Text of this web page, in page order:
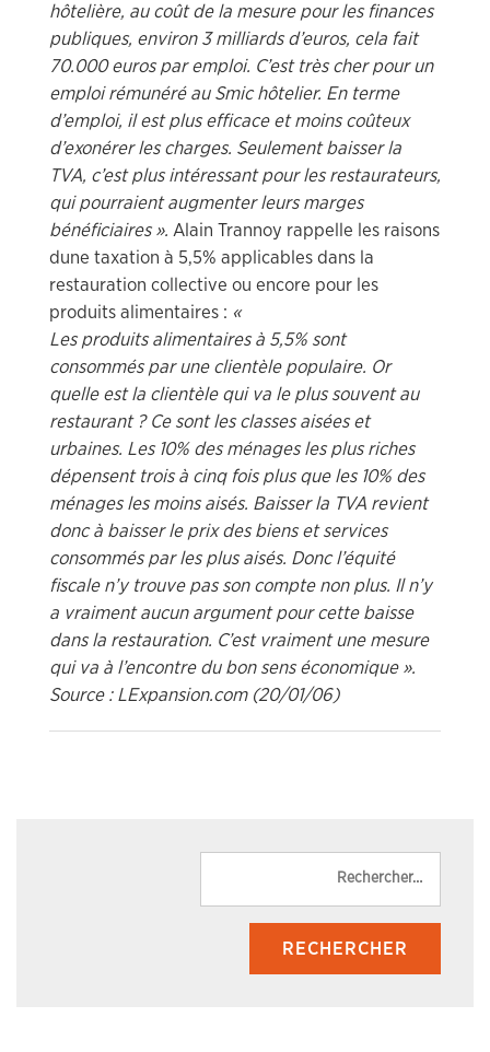
hôtelière, au coût de la mesure pour les finances
publiques, environ 3 milliards d’euros, cela fait
70.000 euros par emploi. C’est très cher pour un
emploi rémunéré au Smic hôtelier. En terme
d’emploi, il est plus efficace et moins coûteux
d’exonérer les charges. Seulement baisser la
TVA, c’est plus intéressant pour les restaurateurs,
qui pourraient augmenter leurs marges
bénéficiaires ». Alain Trannoy rappelle les raisons
dune taxation à 5,5% applicables dans la
restauration collective ou encore pour les
produits alimentaires : «
Les produits alimentaires à 5,5% sont
consommés par une clientèle populaire. Or
quelle est la clientèle qui va le plus souvent au
restaurant ? Ce sont les classes aisées et
urbaines. Les 10% des ménages les plus riches
dépensent trois à cinq fois plus que les 10% des
ménages les moins aisés. Baisser la TVA revient
donc à baisser le prix des biens et services
consommés par les plus aisés. Donc l’équité
fiscale n’y trouve pas son compte non plus. Il n’y
a vraiment aucun argument pour cette baisse
dans la restauration. C’est vraiment une mesure
qui va à l’encontre du bon sens économique ».
Source : LExpansion.com (20/01/06)